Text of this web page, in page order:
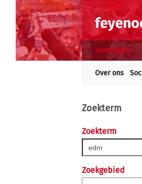
Voorpagina
Over ons
Zoekterm
Zoekterm
Zoekgebied